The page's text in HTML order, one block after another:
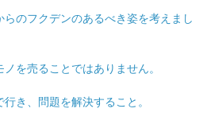
のフクデンのあるべき姿を考えまし
を売ることではありません。
き、問題を解決すること。